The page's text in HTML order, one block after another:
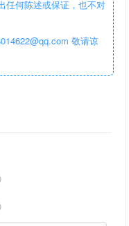
任何陈述或保证，也不对
敬请谅